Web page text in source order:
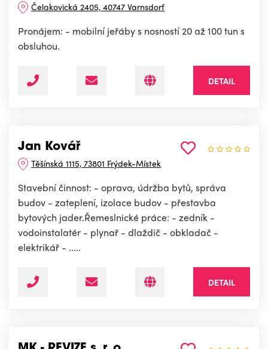
Čelakovická 2405, 40747 Varnsdorf
Pronájem: - mobilní jeřáby s nosností 20 až 100 tun s
obsluhou.
DETAIL
Jan Kovář
Těšínská 1115, 73801 Frýdek-Místek
Stavební činnost: - oprava, údržba bytů, správa
budov - zateplení, izolace budov - přestavba
bytových jader.Řemeslnické práce: - zedník -
vodoinstalatér - plynař - dlaždič - obkladač -
elektrikář - .....
DETAIL